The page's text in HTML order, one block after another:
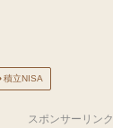
積立NISA
スポンサーリンク